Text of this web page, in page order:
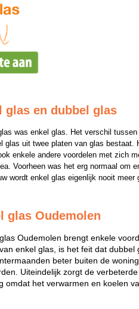
glas en dubbel glas
was enkel glas. Het verschil
glas uit twee platen van glas bestaat.
enkele andere voordelen met zich
Voorheen was het erg normaal
wordt enkel glas eigenlijk nooit meer
glas Oudemolen
Oudemolen brengt enkele
enkel glas, is het feit dat
beter buiten de
Uiteindelijk zorgt de
omdat het verwarmen en koelen